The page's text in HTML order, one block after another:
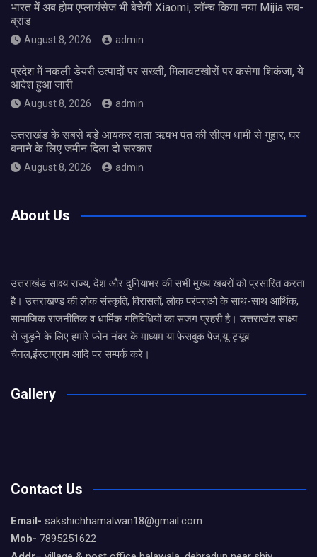
भारत में अब होम एप्लायंसेज भी बेचेगी Xiaomi, लॉन्च किया नया Mijia सब-
ब्रांड
August 8, 2026 admin
प्रदेश में नकली डेयरी उत्पादों पर सख्ती, मिलावटखोरों पर कसेगा शिकंजा, ये
आदेश हुआ जारी
August 8, 2026 admin
उत्तराखंड के सबसे बड़े आयकर दाता ऋषभ पंत की सीएम धामी से गुहार, घर
बनाने के लिए जमीन दिला दो सरकार
August 8, 2026 admin
About Us
उत्तराखंड साक्ष्य राज्य, देश और दुनियाभर की सभी मुख्य खबरों को प्रसारित करता
है। उत्तराखण्ड की लोक संस्कृति, विरासतों, लोक परंपराओ के साथ-साथ आर्थिक,
सामाजिक राजनीतिक व धार्मिक गतिविधियों का सजग प्रहरी है। उत्तराखंड साक्ष्य
से जुड़ने के लिए हमारे फोन नंबर के माध्यम या फेसबुक पेज,यू-ट्यूब
चैनल,इंस्टाग्राम आदि पर सम्पर्क करे।
Gallery
Contact Us
Email- sakshichhamalwan18@gmail.com
Mob- 7895251622